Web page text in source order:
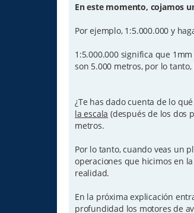
En este momento, cojamos
Por ejemplo, 1:5.000.000 y
1:5.000.000 significa que
son 5.000 metros, por lo
¿Te has dado cuenta de lo
la escala (después de los dos
metros.
Por lo tanto, cuando veas un
operaciones que hicimos en
realidad.
En la próxima explicación
profundidad los motores de